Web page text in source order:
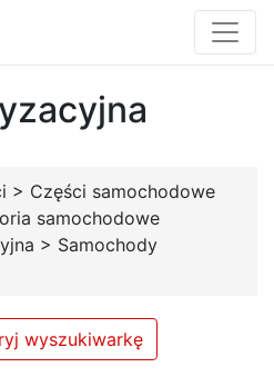
> Części samochodowe
samochodowe
> Samochody
wyszukiwarkę